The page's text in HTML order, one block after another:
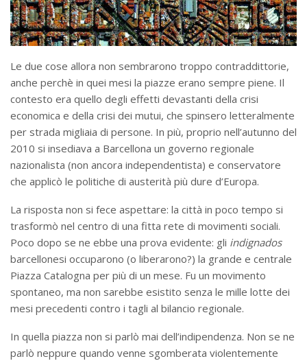
Le due cose allora non sembrarono troppo contraddittorie,
anche perchè in quei mesi la piazze erano sempre piene. Il
contesto era quello degli effetti devastanti della crisi
economica e della crisi dei mutui, che spinsero letteralmente
per strada migliaia di persone. In più, proprio nell’autunno del
2010 si insediava a Barcellona un governo regionale
nazionalista (non ancora independentista) e conservatore
che applicò le politiche di austerità più dure d’Europa.
La risposta non si fece aspettare: la città in poco tempo si
trasformò nel centro di una fitta rete di movimenti sociali.
Poco dopo se ne ebbe una prova evidente: gli indignados
barcellonesi occuparono (o liberarono?) la grande e centrale
Piazza Catalogna per più di un mese. Fu un movimento
spontaneo, ma non sarebbe esistito senza le mille lotte dei
mesi precedenti contro i tagli al bilancio regionale.
In quella piazza non si parlò mai dell’indipendenza. Non se ne
parlò neppure quando venne sgomberata violentemente